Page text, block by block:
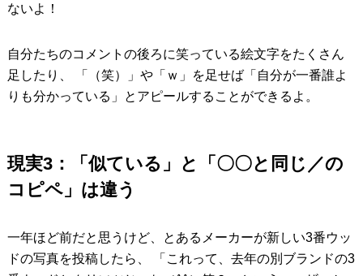
ないよ！
自分たちのコメントの後ろに笑っている絵文字をたくさん
足したり、 「（笑）」や「ｗ」を足せば「自分が一番誰よ
りも分かっている」とアピールすることができるよ。
現実3：「似ている」と「〇〇と同じ／の
コピペ」は違う
一年ほど前だと思うけど、とあるメーカーが新しい3番ウッ
ドの写真を投稿したら、 「これって、去年の別ブランドの3